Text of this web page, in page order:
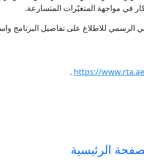
في مواجهة المتغيّرات المتسارعة.
الرسمي للاطلاع على تفاصيل
https://
.
الرئيسية